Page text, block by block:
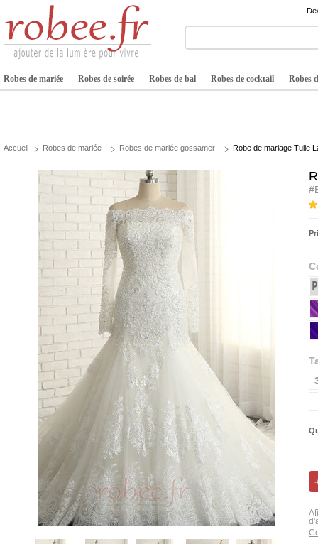
Robes de mariée Robes de soirée Robes de bal Robes de cocktail Robes
Accueil Robes de mariée Robes de mariée gossamer Robe de mariage Tulle